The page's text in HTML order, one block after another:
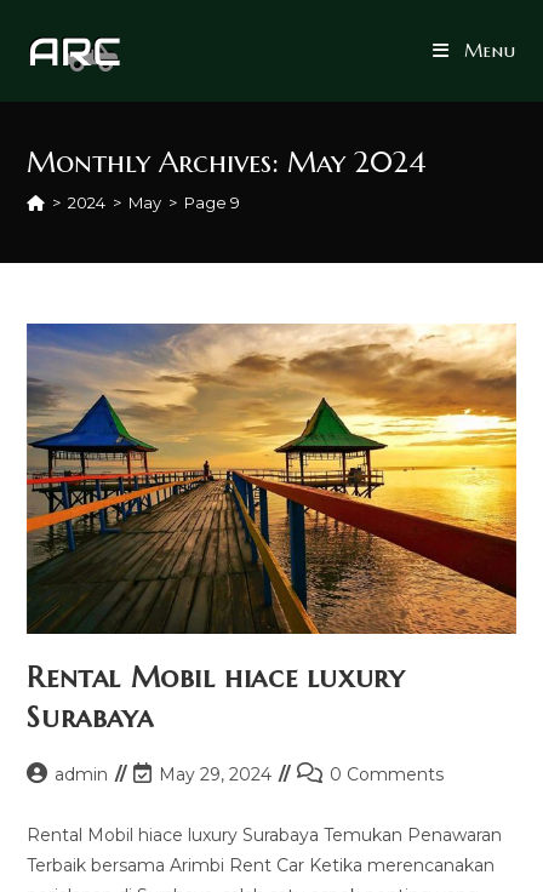
Menu
Monthly Archives: May 2024
> 2024 > May > Page 9
Rental Mobil hiace luxury
Surabaya
Postadmin
Post
modified:
May 29, 2024
Post0 Comments
Rental Mobil hiace luxury Surabaya Temukan Penawaran
Terbaik bersama Arimbi Rent Car Ketika merencanakan